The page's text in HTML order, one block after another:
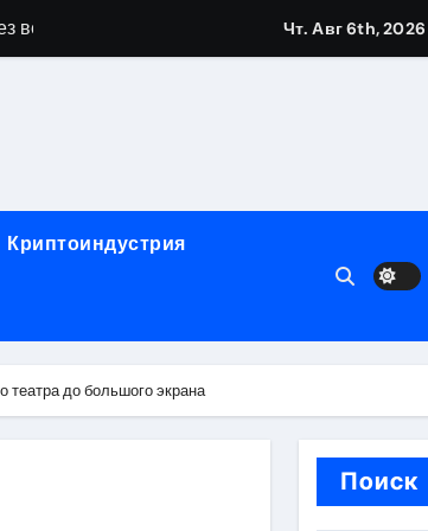
и без банков, пополнение в USDT
характеристики и требования для КЗ и РФ
безопасности
Чт. Авг 6th, 2026
Криптоиндустрия
театра до большого экрана
Поиск